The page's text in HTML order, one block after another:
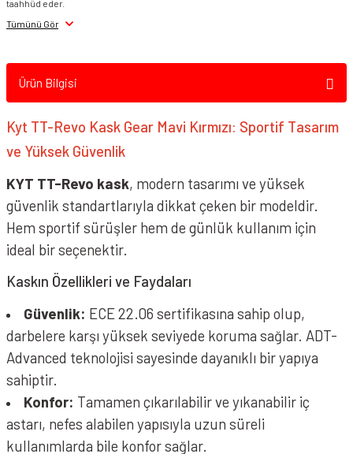
taahhüd eder.
Tümünü Gör
Ürün Bilgisi
Kyt TT-Revo Kask Gear Mavi Kırmızı: Sportif Tasarım
ve Yüksek Güvenlik
KYT TT-Revo kask, modern tasarımı ve yüksek
güvenlik standartlarıyla dikkat çeken bir modeldir.
Hem sportif sürüşler hem de günlük kullanım için
ideal bir seçenektir.
Kaskın Özellikleri ve Faydaları
Güvenlik: ECE 22.06 sertifikasına sahip olup,
darbelere karşı yüksek seviyede koruma sağlar. ADT-
Advanced teknolojisi sayesinde dayanıklı bir yapıya
sahiptir.
Konfor: Tamamen çıkarılabilir ve yıkanabilir iç
astarı, nefes alabilen yapısıyla uzun süreli
kullanımlarda bile konfor sağlar.